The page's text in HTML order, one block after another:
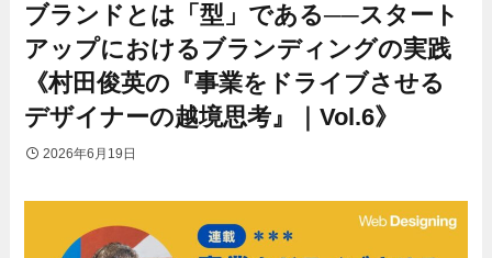
ブランドとは「型」である──スタート
アップにおけるブランディングの実践
《村田俊英の『事業をドライブさせる
デザイナーの越境思考』｜Vol.6》
2026年6月19日